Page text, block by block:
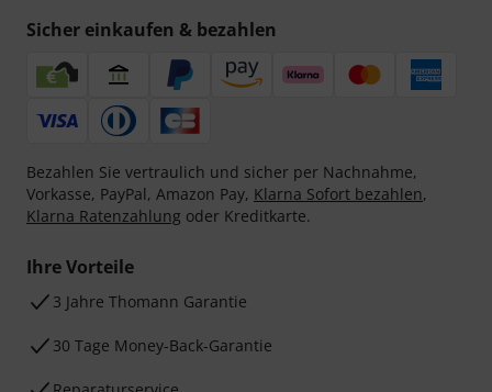
Sicher einkaufen & bezahlen
Bezahlen Sie vertraulich und sicher per Nachnahme,
Vorkasse, PayPal, Amazon Pay, Klarna Sofort bezahlen,
Klarna Ratenzahlung oder Kreditkarte.
Ihre Vorteile
3 Jahre Thomann Garantie
30 Tage Money-Back-Garantie